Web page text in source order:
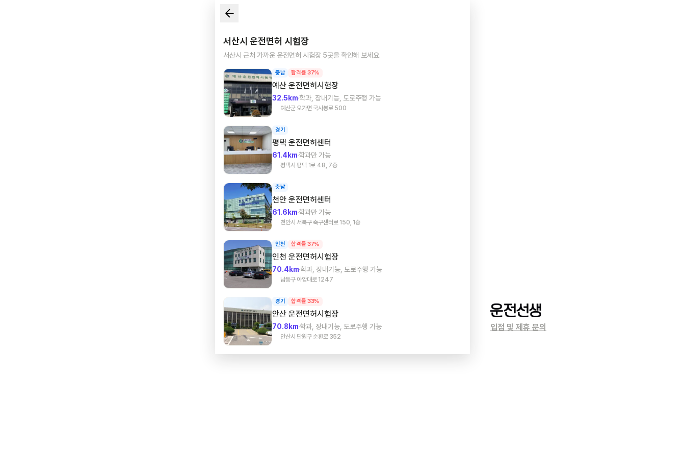
서산시 운전면허 시험장
서산시 근처 가까운 운전면허 시험장 5곳을 확인해 보세요.
충남 합격률 37%
예산 운전면허시험장
32.5km학과, 장내기능, 도로주행 가능
예산군 오가면 국사봉로 500
경기
평택 운전면허센터
61.4km학과만 가능
평택시 평택 1로 48, 7층
충남
천안 운전면허센터
61.6km학과만 가능
천안시 서북구 축구센터로 150, 1층
인천 합격률 37%
인천 운전면허시험장
70.4km학과, 장내기능, 도로주행 가능
남동구 아암대로 1247
경기 합격률 33%
안산 운전면허시험장
70.8km학과, 장내기능, 도로주행 가능
안산시 단원구 순환로 352
입점 및 제휴 문의